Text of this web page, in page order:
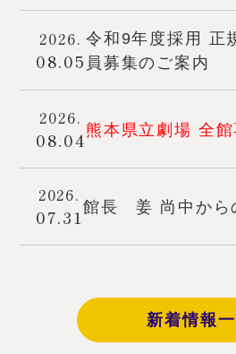
2026.
08.05
令和9年度採用 正
員募集のご案内
2026.
08.04熊本県立劇場 全
2026.
07.31 館長 姜 尚中から
新着情報